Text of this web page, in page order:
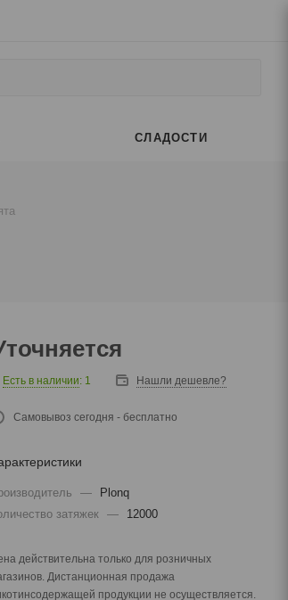
СЛАДОСТИ
Есть в наличии: 1 Нашли дешевле?
Самовывоз сегодня - бесплатно
—
Plonq
затяжек
— 12000
действительна только для розничных
Дистанционная продажа
продукции не осуществляется.